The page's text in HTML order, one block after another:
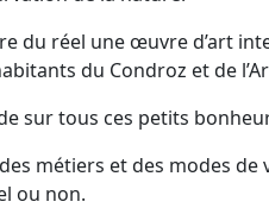
du réel une œuvre d’art
du Condroz et de
sur tous ces petits
métiers et des modes
ou non.